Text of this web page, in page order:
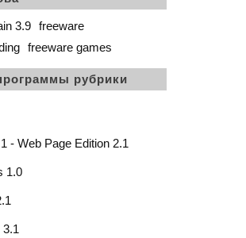
3.9 freeware
freeware games
рубрики
- Web Page Edition 2.1
1.0
3.1